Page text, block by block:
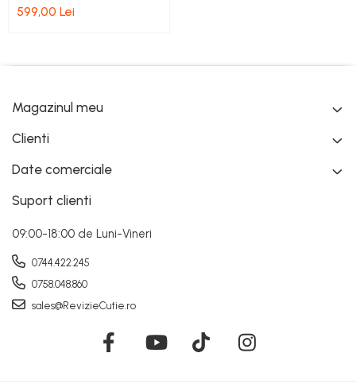
599,00 Lei
Magazinul meu
Clienti
Date comerciale
Suport clienti
09:00-18:00 de Luni-Vineri
0744.422.245
0758.048.860
sales@RevizieCutie.ro